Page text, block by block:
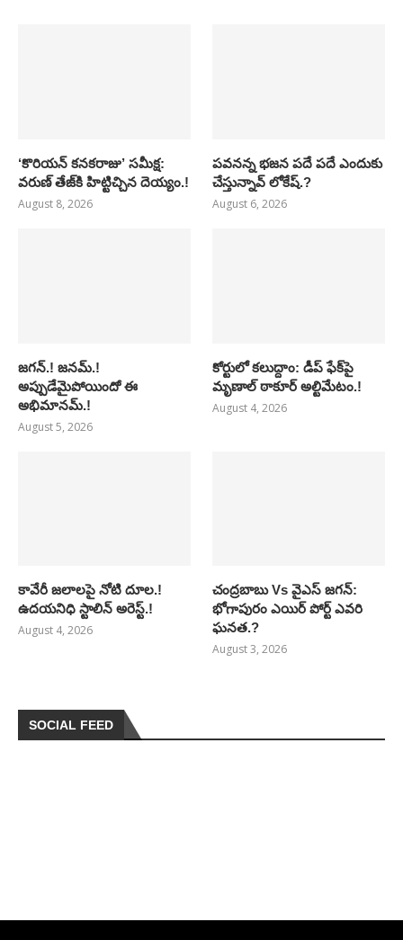
‘కొరియన్ కనకరాజు’ సమీక్ష:
వరుణ్ తేజ్‌కి హిట్టిచ్చిన దెయ్యం.!
August 8, 2026
పవనన్న భజన పదే పదే ఎందుకు
చేస్తున్నావ్ లోకేష్.?
August 6, 2026
జగన్.! జనమ్.!
అప్పుడేమైపోయిందో ఈ
అభిమానమ్.!
August 5, 2026
కోర్టులో కలుద్దాం: డీప్ ఫేక్‌పై
మృణాల్ ఠాకూర్ అల్టిమేటం.!
August 4, 2026
కావేరీ జలాలపై నోటి దూల.!
ఉదయనిధి స్టాలిన్ అరెస్ట్.!
August 4, 2026
చంద్రబాబు Vs వైఎస్ జగన్:
భోగాపురం ఎయిర్ పోర్ట్ ఎవరి
ఘనత.?
August 3, 2026
SOCIAL FEED